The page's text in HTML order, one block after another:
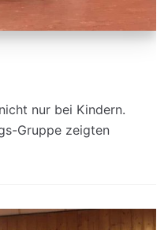
nur bei Kindern.
Gruppe zeigten